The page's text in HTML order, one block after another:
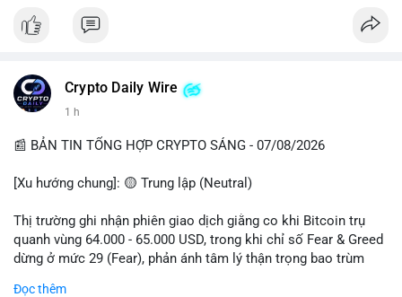
Crypto Daily Wire
1 h
📰 BẢN TIN TỔNG HỢP CRYPTO SÁNG - 07/08/2026
[Xu hướng chung]: 🟡 Trung lập (Neutral)
Thị trường ghi nhận phiên giao dịch giằng co khi Bitcoin trụ
quanh vùng 64.000 - 65.000 USD, trong khi chỉ số Fear & Greed
dừng ở mức 29 (Fear), phản ánh tâm lý thận trọng bao trùm
Đọc thêm